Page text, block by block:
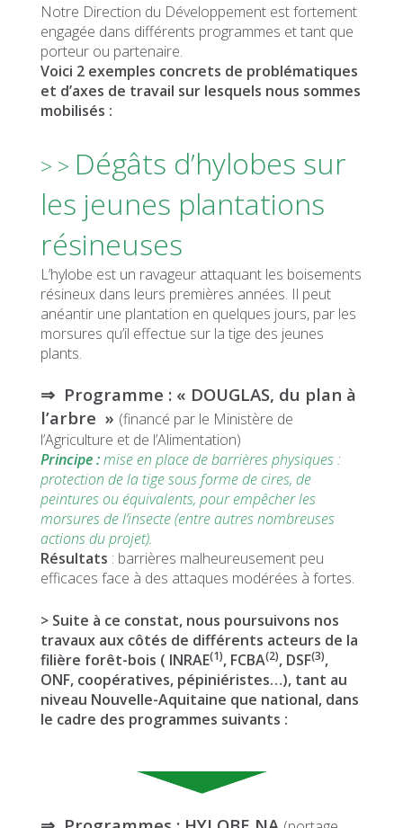
Notre Direction du Développement est fortement
engagée dans différents programmes et tant que
porteur ou partenaire.
Voici 2 exemples concrets de problématiques
et d’axes de travail sur lesquels nous sommes
mobilisés :
> > Dégâts d’hylobes sur
les jeunes plantations
résineuses
L’hylobe est un ravageur attaquant les boisements
résineux dans leurs premières années. Il peut
anéantir une plantation en quelques jours, par les
morsures qu’il effectue sur la tige des jeunes
plants.
⇒ Programme : « DOUGLAS, du plan à
l’arbre » (financé par le Ministère de
l’Agriculture et de l’Alimentation)
Principe :mise en place de barrières physiques :
protection de la tige sous forme de cires, de
peintures ou équivalents, pour empêcher les
morsures de l’insecte (entre autres nombreuses
actions du projet).
Résultats : barrières malheureusement peu
efficaces face à des attaques modérées à fortes.
> Suite à ce constat, nous poursuivons nos
travaux aux côtés de différents acteurs de la
filière forêt-bois ( INRAE(1), FCBA(2), DSF(3),
ONF, coopératives, pépiniéristes…), tant au
niveau Nouvelle-Aquitaine que national, dans
le cadre des programmes suivants :